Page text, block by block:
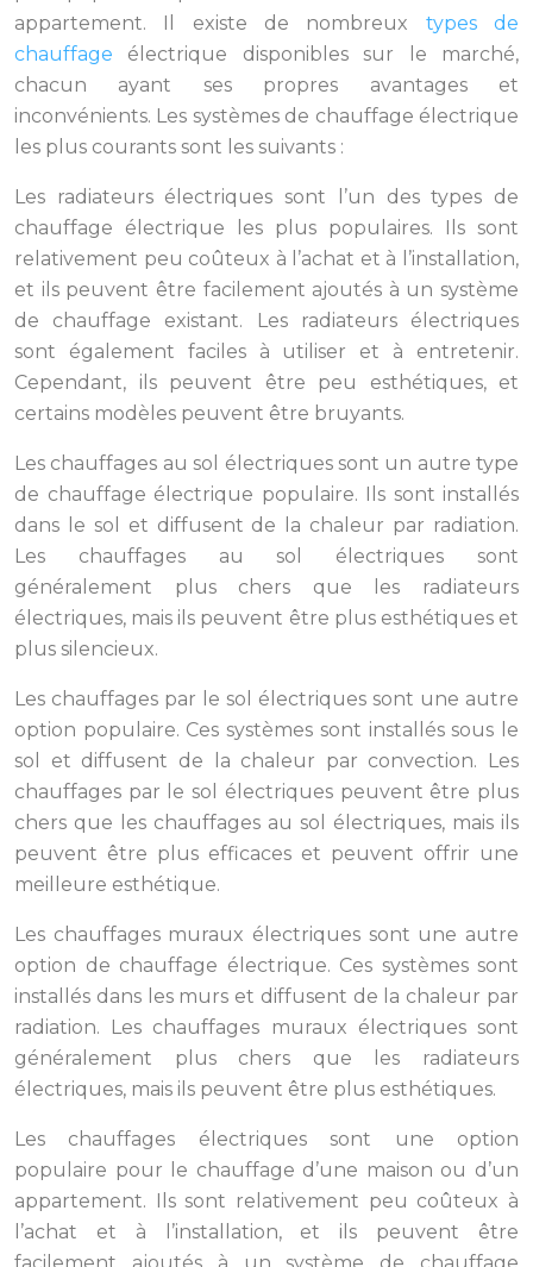
appartement. Il existe de nombreux types de
chauffage électrique disponibles sur le marché,
chacun ayant ses propres avantages et
inconvénients. Les systèmes de chauffage électrique
les plus courants sont les suivants :
Les radiateurs électriques sont l’un des types de
chauffage électrique les plus populaires. Ils sont
relativement peu coûteux à l’achat et à l’installation,
et ils peuvent être facilement ajoutés à un système
de chauffage existant. Les radiateurs électriques
sont également faciles à utiliser et à entretenir.
Cependant, ils peuvent être peu esthétiques, et
certains modèles peuvent être bruyants.
Les chauffages au sol électriques sont un autre type
de chauffage électrique populaire. Ils sont installés
dans le sol et diffusent de la chaleur par radiation.
Les chauffages au sol électriques sont
généralement plus chers que les radiateurs
électriques, mais ils peuvent être plus esthétiques et
plus silencieux.
Les chauffages par le sol électriques sont une autre
option populaire. Ces systèmes sont installés sous le
sol et diffusent de la chaleur par convection. Les
chauffages par le sol électriques peuvent être plus
chers que les chauffages au sol électriques, mais ils
peuvent être plus efficaces et peuvent offrir une
meilleure esthétique.
Les chauffages muraux électriques sont une autre
option de chauffage électrique. Ces systèmes sont
installés dans les murs et diffusent de la chaleur par
radiation. Les chauffages muraux électriques sont
généralement plus chers que les radiateurs
électriques, mais ils peuvent être plus esthétiques.
Les chauffages électriques sont une option
populaire pour le chauffage d’une maison ou d’un
appartement. Ils sont relativement peu coûteux à
l’achat et à l’installation, et ils peuvent être